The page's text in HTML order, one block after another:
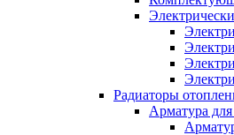
Радиаторы
Арматура для